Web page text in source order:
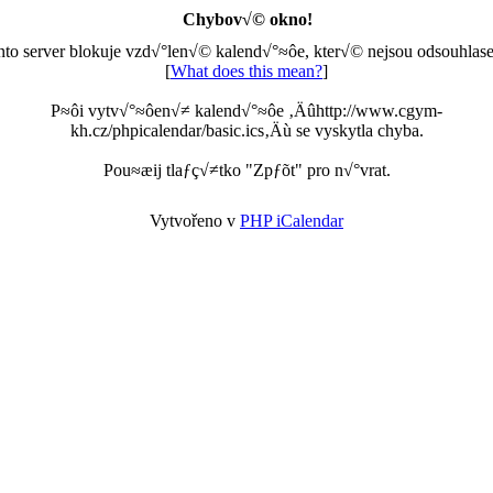
Chybov√© okno!
server blokuje vzd√°len√© kalend√°≈ôe, kter√© nejsou
[What does this mean?]
P≈ôi vytv√°≈ôen√≠ kalend√°≈ôe ‚Äûhttp://www.cgym-
kh.cz/phpicalendar/basic.ics‚Äù se vyskytla chyba.
Pou≈æij tlaƒç√≠tko "Zpƒõt" pro n√°vrat.
Vytvořeno v PHP iCalendar